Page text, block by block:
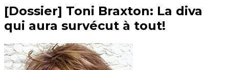
[Dossier] Toni Braxton: La diva
qui aura survécut à tout!